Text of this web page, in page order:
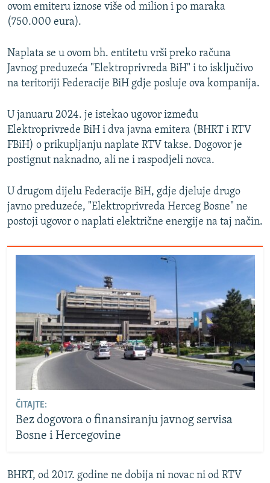
ovom emiteru iznose više od milion i po maraka
(750.000 eura).
Naplata se u ovom bh. entitetu vrši preko računa
Javnog preduzeća "Elektroprivreda BiH" i to isključivo
na teritoriji Federacije BiH gdje posluje ova kompanija.
U januaru 2024. je istekao ugovor između
Elektroprivrede BiH i dva javna emitera (BHRT i RTV
FBiH) o prikupljanju naplate RTV takse. Dogovor je
postignut naknadno, ali ne i raspodjeli novca.
U drugom dijelu Federacije BiH, gdje djeluje drugo
javno preduzeće, "Elektroprivreda Herceg Bosne" ne
postoji ugovor o naplati električne energije na taj način.
ČITAJTE:
Bez dogovora o finansiranju javnog servisa
Bosne i Hercegovine
BHRT, od 2017. godine ne dobija ni novac ni od RTV